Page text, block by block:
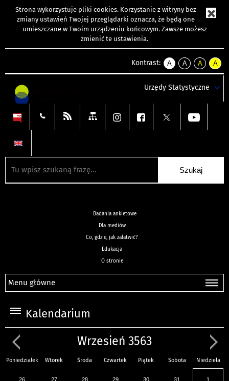
Strona wykorzystuje pliki cookies. Korzystanie z witryny bez
zmiany ustawień Twojej przeglądarki oznacza, że będą one
umieszczane w Twoim urządzeniu końcowym. Zawsze możesz
zmienić te ustawienia.
Kontrast:
A
kontrast
A
kontrast
tekst
czarnym
A
kontrast
tekst
czarnym
A
tekst
żółtym
Urzędy Statystyczne
Badania ankietowe
Dla mediów
Co, gdzie, jak załatwić?
Edukacja
O stronie
Menu główne
Kalendarium
Wrzesień 3563
Poniedziałek Wtorek Środa Czwartek Piątek Sobota Niedziela
26 27 28 29 30 31 1